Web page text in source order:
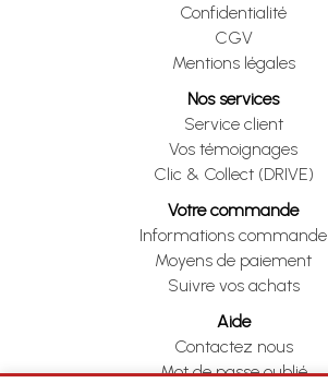
Confidentialité
CGV
Mentions légales
Nos services
Service client
Vos témoignages
Clic & Collect (DRIVE)
Votre commande
Informations commande
Moyens de paiement
Suivre vos achats
Aide
Contactez nous
Mot de passe oublié